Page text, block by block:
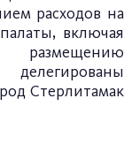
расходов на
включая
Стерлитамак